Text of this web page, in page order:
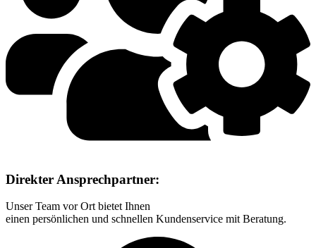
Direkter Ansprechpartner:
Unser Team vor Ort bietet Ihnen
einen persönlichen und schnellen Kundenservice mit Beratung.